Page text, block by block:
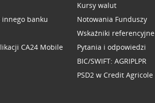
innego banku
CA24 Mobile
Kursy walut
Notowania Funduszy
Wskaźniki referencyjne
Pytania i odpowiedzi
BIC/SWIFT: AGRIPLPR
PSD2 w Credit Agricole